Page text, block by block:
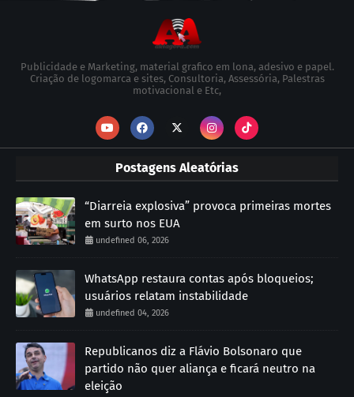
Publicidade e Marketing, material grafico em lona, adesivo e papel.
Criação de logomarca e sites, Consultoria, Assessória, Palestras
motivacional e Etc,
Postagens Aleatórias
“Diarreia explosiva” provoca primeiras mortes
em surto nos EUA
undefined 06, 2026
WhatsApp restaura contas após bloqueios;
usuários relatam instabilidade
undefined 04, 2026
Republicanos diz a Flávio Bolsonaro que
partido não quer aliança e ficará neutro na
eleição